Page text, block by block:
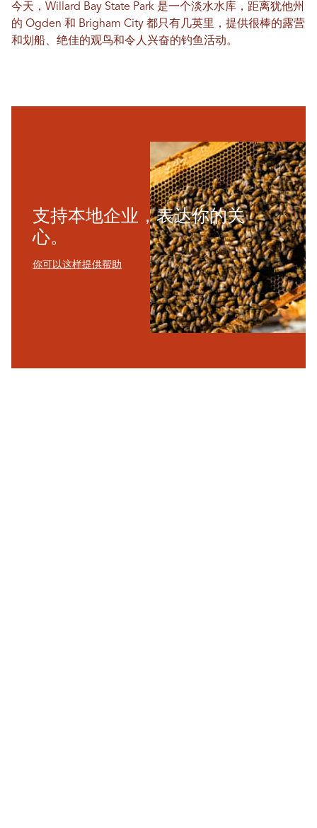
今天，Willard Bay State Park 是一个淡水水库，距离犹他州
的 Ogden 和 Brigham City 都只有几英里，提供很棒的露营
和划船、绝佳的观鸟和令人兴奋的钓鱼活动。
支持本地企业，表达你的关
心。
你可以这样提供帮助